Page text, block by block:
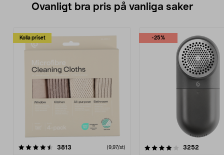
Ovanligt bra pris på vanliga saker
Kolla priset
3813 (9,97/st)
-25%
4.0av 5 stjärnor 3252
4.5av 5 stjärnor